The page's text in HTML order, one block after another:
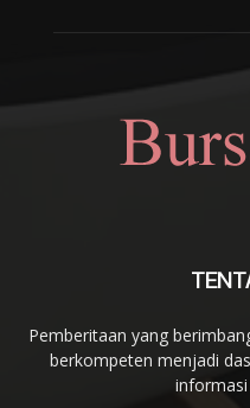
Pemberitaan yang
berkompeten menjadi